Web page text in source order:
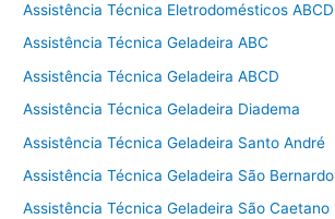
Assistência Técnica Eletrodomésticos ABCD
Assistência Técnica Geladeira ABC
Assistência Técnica Geladeira ABCD
Assistência Técnica Geladeira Diadema
Assistência Técnica Geladeira Santo André
Assistência Técnica Geladeira São Bernardo
Assistência Técnica Geladeira São Caetano